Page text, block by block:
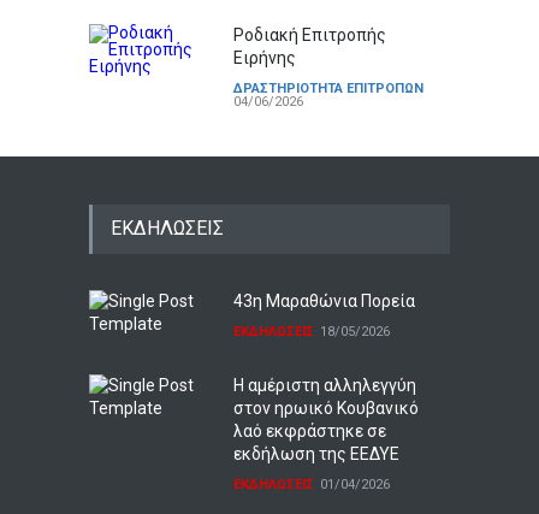
Ροδιακή Επιτροπής
Ειρήνης
ΔΡΑΣΤΗΡΙΟΤΗΤΑ ΕΠΙΤΡΟΠΩΝ
04/06/2026
ΕΚΔΗΛΩΣΕΙΣ
43η Μαραθώνια Πορεία
ΕΚΔΗΛΩΣΕΙΣ 18/05/2026
Η αμέριστη αλληλεγγύη
στον ηρωικό Κουβανικό
λαό εκφράστηκε σε
εκδήλωση της ΕΕΔΥΕ
ΕΚΔΗΛΩΣΕΙΣ 01/04/2026